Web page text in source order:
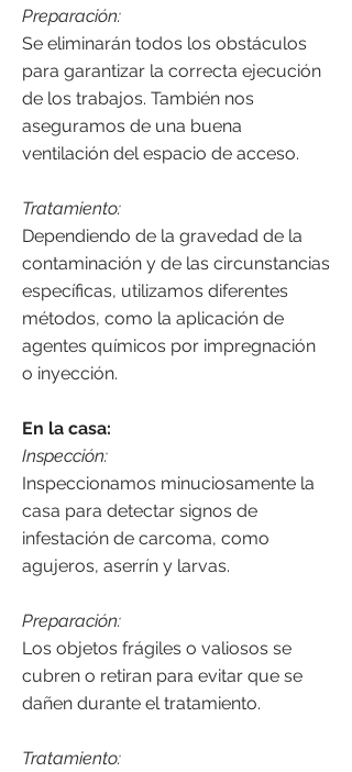
Preparación:
Se eliminarán todos los obstáculos
para garantizar la correcta ejecución
de los trabajos. También nos
aseguramos de una buena
ventilación del espacio de acceso.
Tratamiento:
Dependiendo de la gravedad de la
contaminación y de las circunstancias
específicas, utilizamos diferentes
métodos, como la aplicación de
agentes químicos por impregnación
o inyección.
En la casa:
Inspección:
Inspeccionamos minuciosamente la
casa para detectar signos de
infestación de carcoma, como
agujeros, aserrín y larvas.
Preparación:
Los objetos frágiles o valiosos se
cubren o retiran para evitar que se
dañen durante el tratamiento.
Tratamiento: